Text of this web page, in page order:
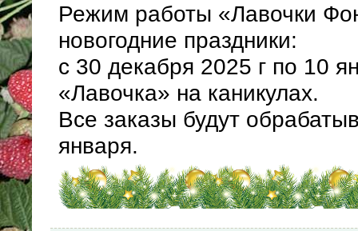
Режим работы «Лавочки
новогодние праздники:
с 30 декабря 2025 г по 10
«Лавочка» на каникулах.
Все заказы будут
января.